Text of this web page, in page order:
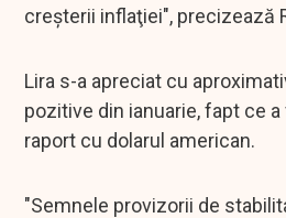
creşterii inflaţiei", precizează
Lira s-a apreciat cu
pozitive din ianuarie, fapt ce
raport cu dolarul american.
"Semnele provizorii de